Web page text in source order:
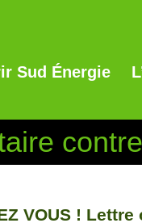
Sud Énergie
VOUS !